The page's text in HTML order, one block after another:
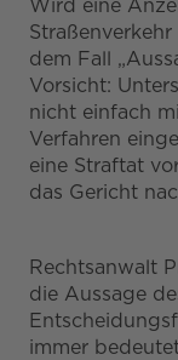
Wird eine
dem Fall
Vorsicht:
nicht einfach
Verfahren
eine Straftat
das Gericht
Rechtsanwalt
die Aussage
immer